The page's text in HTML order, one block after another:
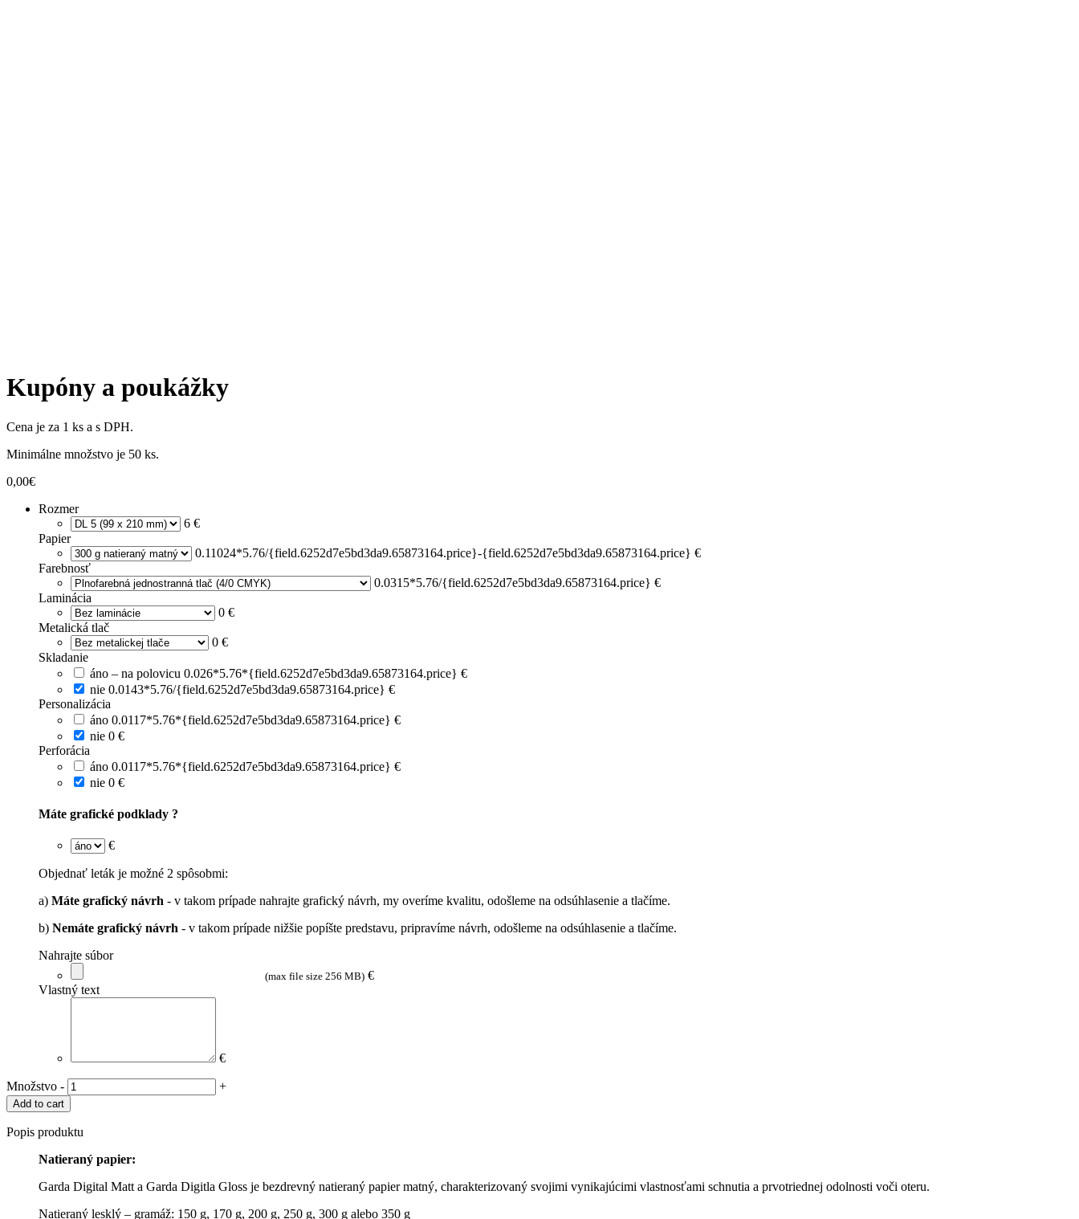
Kupóny a poukážky
Cena je za 1 ks a s DPH.
Minimálne množstvo je 50 ks.
0,00€
Rozmer
6 €
Papier
0.11024*5.76/{field.6252d7e5bd3da9.65873164.price}-{field.6252d7e5bd3da9.65873164.price} €
Farebnosť
0.0315*5.76/{field.6252d7e5bd3da9.65873164.price} €
Laminácia
0 €
Metalická tlač
0 €
Skladanie
áno – na polovicu 0.026*5.76*{field.6252d7e5bd3da9.65873164.price} €
nie 0.0143*5.76/{field.6252d7e5bd3da9.65873164.price} €
Personalizácia
áno 0.0117*5.76*{field.6252d7e5bd3da9.65873164.price} €
nie 0 €
Perforácia
áno 0.0117*5.76*{field.6252d7e5bd3da9.65873164.price} €
nie 0 €
Máte grafické podklady ?
€
Objednať leták je možné 2 spôsobmi:
a) Máte grafický návrh - v takom prípade nahrajte grafický návrh, my overíme kvalitu, odošleme na odsúhlasenie a tlačíme.
b) Nemáte grafický návrh - v takom prípade nižšie popíšte predstavu, pripravíme návrh, odošleme na odsúhlasenie a tlačíme.
Nahrajte súbor
(max file size 256 MB) €
Vlastný text
€
Kupóny
a
poukážky
quantity
Množstvo - +
Add to cart
Popis produktu
Natieraný papier:
Garda Digital Matt a Garda Digitla Gloss je bezdrevný natieraný papier matný, charakterizovaný svojimi vynikajúcimi vlastnosťami schnutia a prvotriednej odolnosti voči oteru.
Natieraný lesklý – gramáž: 150 g, 170 g, 200 g, 250 g, 300 g alebo 350 g